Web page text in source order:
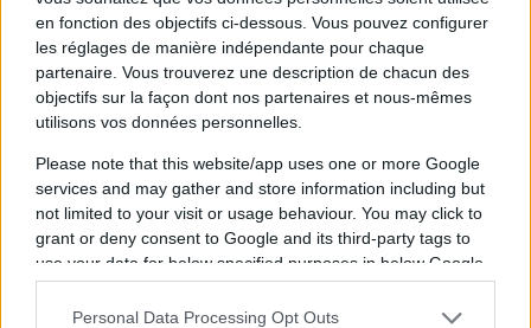
en fonction des objectifs ci-dessous. Vous pouvez configurer
les réglages de manière indépendante pour chaque
partenaire. Vous trouverez une description de chacun des
objectifs sur la façon dont nos partenaires et nous-mêmes
utilisons vos données personnelles.
Please note that this website/app uses one or more Google
services and may gather and store information including but
not limited to your visit or usage behaviour. You may click to
grant or deny consent to Google and its third-party tags to
use your data for below specified purposes in below Google
consent section.
Personal Data Processing Opt Outs
confiance et d'automatismes, et ils jouent
de mieux en mieux."